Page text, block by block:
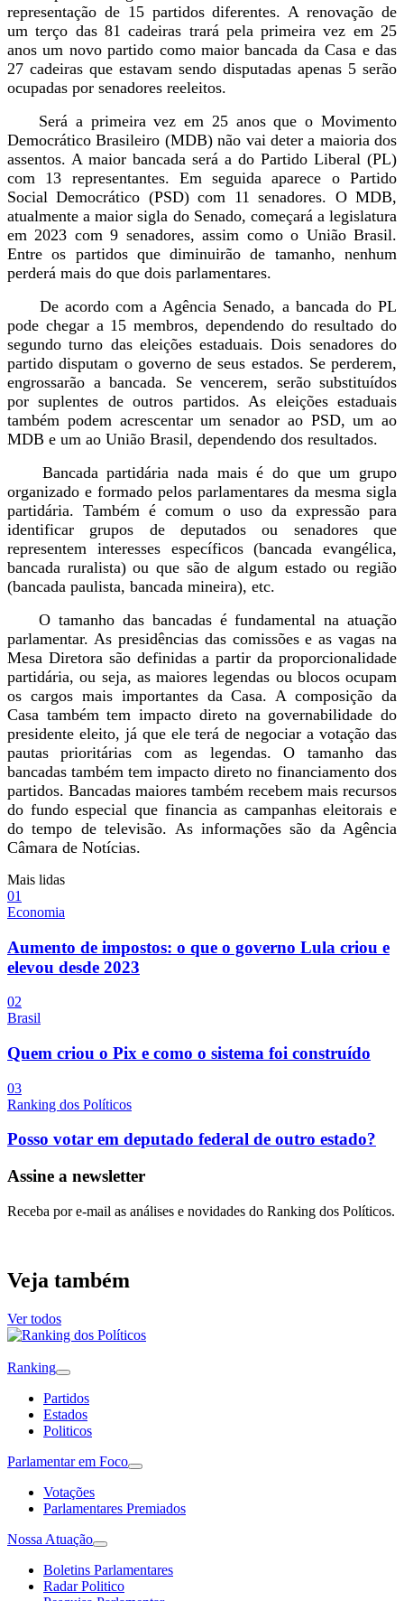
representação de 15 partidos diferentes. A renovação de
um terço das 81 cadeiras trará pela primeira vez em 25
anos um novo partido como maior bancada da Casa e das
27 cadeiras que estavam sendo disputadas apenas 5 serão
ocupadas por senadores reeleitos.
Será a primeira vez em 25 anos que o Movimento
Democrático Brasileiro (MDB) não vai deter a maioria dos
assentos. A maior bancada será a do Partido Liberal (PL)
com 13 representantes. Em seguida aparece o Partido
Social Democrático (PSD) com 11 senadores. O MDB,
atualmente a maior sigla do Senado, começará a legislatura
em 2023 com 9 senadores, assim como o União Brasil.
Entre os partidos que diminuirão de tamanho, nenhum
perderá mais do que dois parlamentares.
De acordo com a Agência Senado, a bancada do PL
pode chegar a 15 membros, dependendo do resultado do
segundo turno das eleições estaduais. Dois senadores do
partido disputam o governo de seus estados. Se perderem,
engrossarão a bancada. Se vencerem, serão substituídos
por suplentes de outros partidos. As eleições estaduais
também podem acrescentar um senador ao PSD, um ao
MDB e um ao União Brasil, dependendo dos resultados.
Bancada partidária nada mais é do que um grupo
organizado e formado pelos parlamentares da mesma sigla
partidária. Também é comum o uso da expressão para
identificar grupos de deputados ou senadores que
representem interesses específicos (bancada evangélica,
bancada ruralista) ou que são de algum estado ou região
(bancada paulista, bancada mineira), etc.
O tamanho das bancadas é fundamental na atuação
parlamentar. As presidências das comissões e as vagas na
Mesa Diretora são definidas a partir da proporcionalidade
partidária, ou seja, as maiores legendas ou blocos ocupam
os cargos mais importantes da Casa. A composição da
Casa também tem impacto direto na governabilidade do
presidente eleito, já que ele terá de negociar a votação das
pautas prioritárias com as legendas. O tamanho das
bancadas também tem impacto direto no financiamento dos
partidos. Bancadas maiores também recebem mais recursos
do fundo especial que financia as campanhas eleitorais e
do tempo de televisão. As informações são da Agência
Câmara de Notícias.
Mais lidas
01
Economia
Aumento de impostos: o que o governo Lula criou e
elevou desde 2023
02
Brasil
Quem criou o Pix e como o sistema foi construído
03
Ranking dos Políticos
Posso votar em deputado federal de outro estado?
Assine a newsletter
Receba por e-mail as análises e novidades do Ranking dos Políticos.
Veja também
Ver todos
Ranking
Partidos
Estados
Politicos
Parlamentar em Foco
Votações
Parlamentares Premiados
Nossa Atuação
Boletins Parlamentares
Radar Politico